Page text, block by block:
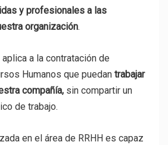
y profesionales a las
organización.
a la contratación de
Humanos que puedan trabajar
compañía, sin compartir un
de trabajo.
en el área de RRHH es capaz